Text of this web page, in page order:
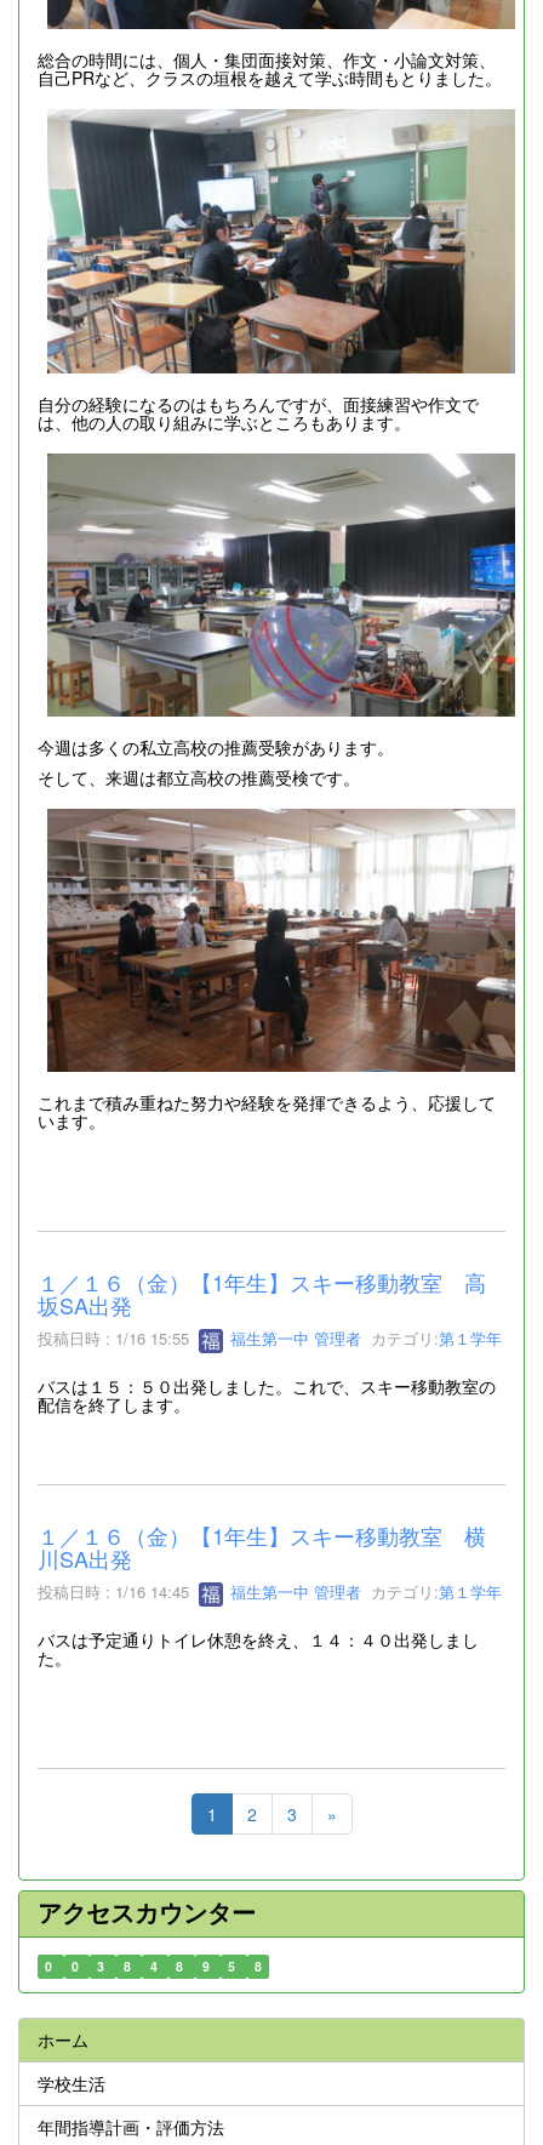
総合の時間には、個人・集団面接対策、作文・小論文対策、
自己PRなど、クラスの垣根を越えて学ぶ時間もとりました。
自分の経験になるのはもちろんですが、面接練習や作文で
は、他の人の取り組みに学ぶところもあります。
今週は多くの私立高校の推薦受験があります。
そして、来週は都立高校の推薦受検です。
これまで積み重ねた努力や経験を発揮できるよう、応援して
います。
１／１６（金）【1年生】スキー移動教室 高
坂SA出発
投稿日時 : 1/16 15:55 福生第一中 管理者 カテゴリ:第１学年
バスは１５：５０出発しました。これで、スキー移動教室の
配信を終了します。
１／１６（金）【1年生】スキー移動教室 横
川SA出発
投稿日時 : 1/16 14:45 福生第一中 管理者 カテゴリ:第１学年
バスは予定通りトイレ休憩を終え、１４：４０出発しまし
た。
1 2 3 »
アクセスカウンター
0 0 3 8 4 8 9 5 8
ホーム
学校生活
年間指導計画・評価方法